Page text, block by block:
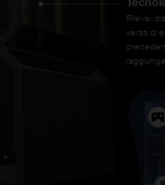
Rileva i
verso di